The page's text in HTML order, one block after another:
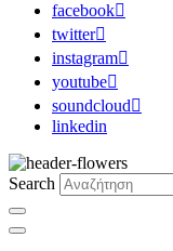
facebook
twitter
instagram
youtube
soundcloud
linkedin
Search